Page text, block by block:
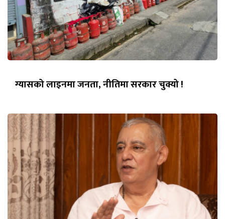
ग्यासको लाइनमा जनता, नीतिमा सरकार चुक्यो !